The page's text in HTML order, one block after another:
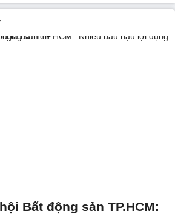
Bất động sản TP.HCM: